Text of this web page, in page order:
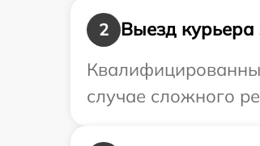
2
Выезд курьера
случае сложного